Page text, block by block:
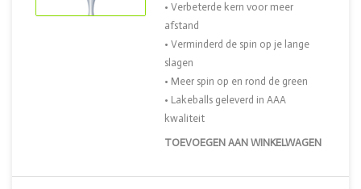
TOEVOEGEN AAN WINKELWAGEN
• Verbeterde kern voor meer
afstand
• Verminderd de spin op je lange
slagen
• Meer spin op en rond de green
• Lakeballs geleverd in AAA
kwaliteit